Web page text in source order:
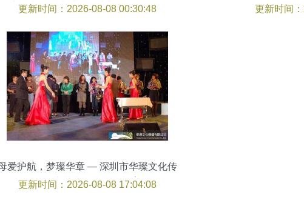
届中华文物我来讲颁奖典礼》晚会，呈现
更新时间：2026-08-08 00:30:48 更新时间
爱护航，梦璨华章 — 深圳市华璨文化传
播母亲节大型活动策划案
更新时间：2026-08-08 17:04:08